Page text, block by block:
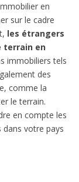
en
sur le cadre
les étrangers
terrain en
immobiliers tels
des
comme la
le terrain.
en compte les
dans votre pays